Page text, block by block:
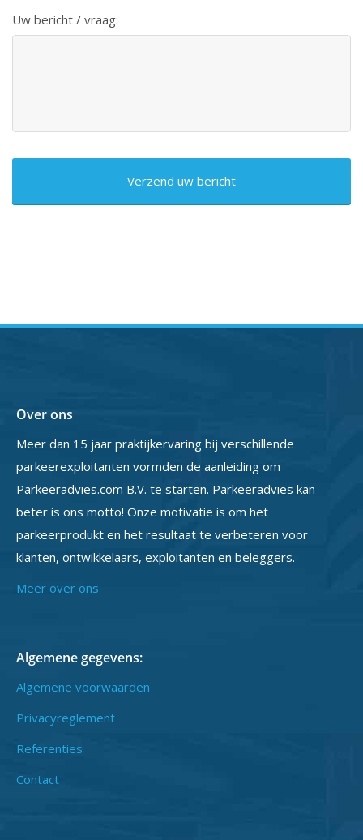
Uw bericht / vraag:
Over ons
Meer dan 15 jaar praktijkervaring bij verschillende
parkeerexploitanten vormden de aanleiding om
Parkeeradvies.com B.V. te starten. Parkeeradvies kan
beter is ons motto! Onze motivatie is om het
parkeerprodukt en het resultaat te verbeteren voor
klanten, ontwikkelaars, exploitanten en beleggers.
Meer over ons
Algemene gegevens:
Algemene voorwaarden
Privacyreglement
Referenties
Contact